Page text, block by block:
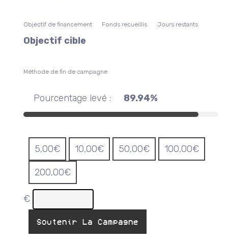
Objectif de financement Fonds recueillis Jours restants
Objectif cible
Méthode de fin de campagne
Pourcentage levé : 89.94%
5,00€ 10,00€ 50,00€ 100,00€
200,00€
€
Soutenir La Campagne